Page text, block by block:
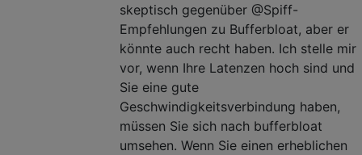
skeptisch gegenüber @Spiff-
Empfehlungen zu Bufferbloat, aber er
könnte auch recht haben. Ich stelle mir
vor, wenn Ihre Latenzen hoch sind und
Sie eine gute
Geschwindigkeitsverbindung haben,
müssen Sie sich nach bufferbloat
umsehen. Wenn Sie einen erheblichen